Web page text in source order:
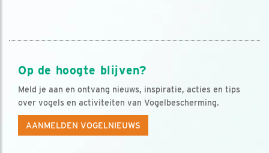
Op de hoogte blijven?
Meld je aan en ontvang nieuws, inspiratie, acties en tips
over vogels en activiteiten van Vogelbescherming.
AANMELDEN VOGELNIEUWS